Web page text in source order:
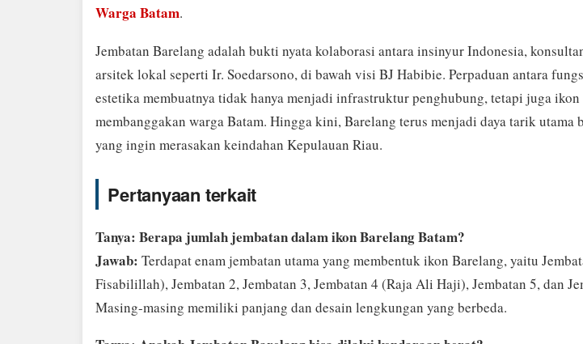
Warga Batam.
Jembatan Barelang adalah bukti nyata kolaborasi antara insinyur Indonesia,
arsitek lokal seperti Ir. Soedarsono, di bawah visi BJ Habibie. Perpaduan antara
estetika membuatnya tidak hanya menjadi infrastruktur penghubung, tetapi juga ikon
membanggakan warga Batam. Hingga kini, Barelang terus menjadi daya tarik utama
yang ingin merasakan keindahan Kepulauan Riau.
Pertanyaan terkait
Tanya: Berapa jumlah jembatan dalam ikon Barelang Batam?
Jawab: Terdapat enam jembatan utama yang membentuk ikon Barelang, yaitu
Fisabilillah), Jembatan 2, Jembatan 3, Jembatan 4 (Raja Ali Haji), Jembatan 5, dan
Masing-masing memiliki panjang dan desain lengkungan yang berbeda.